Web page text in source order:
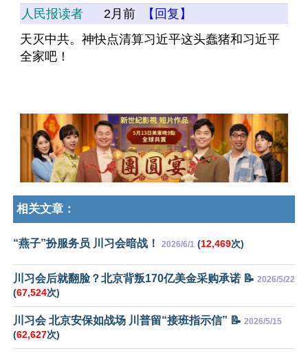
人民报读者 2月前
【回复】
天灭中共。神快点清算习近平这头蠢猪和习近平
全家吧！
相关文章：
“燕子”扮服务员 川习会暗战！ 2026/6/1 (12,469次)
川习会后就翻脸？北京背叛170亿美金采购承诺 📝 2026/5/22
(67,524次)
川习会 北京安保如战场 川普留“接班指示信” 📝 2026/5/15
(62,627次)